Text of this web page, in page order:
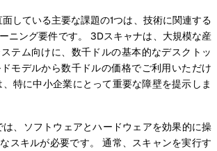
している主要な課題の1つは、技術に関連する
ニング要件です。 3Dスキャナは、大規模な産
テム向けに、数千ドルの基本的なデスクトッ
モデルから数千ドルの価格でご利用いただけ
特に中小企業にとって重要な障壁を提示しま
は、ソフトウェアとハードウェアを効果的に操
スキルが必要です。 通常、スキャンを実行す